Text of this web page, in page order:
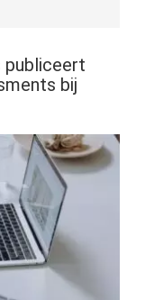
publiceert
bij